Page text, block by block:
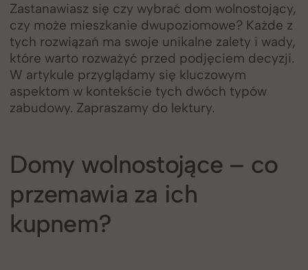
Zastanawiasz się czy wybrać dom wolnostojący,
czy może mieszkanie dwupoziomowe? Każde z
tych rozwiązań ma swoje unikalne zalety i wady,
które warto rozważyć przed podjęciem decyzji.
W artykule przyglądamy się kluczowym
aspektom w kontekście tych dwóch typów
zabudowy. Zapraszamy do lektury.
Domy wolnostojące – co
przemawia za ich
kupnem?